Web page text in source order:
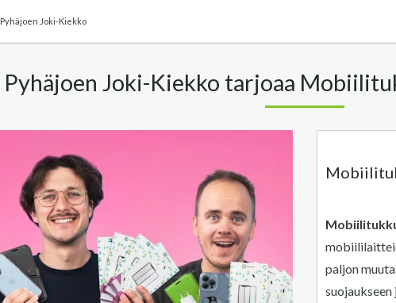
Pyhäjoen Joki-Kiekko
Pyhäjoen Joki-Kiekko tarjoaa
paljon